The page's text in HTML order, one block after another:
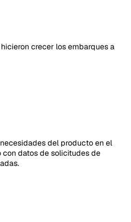
crecer los embarques a
del producto en el
con datos de solicitudes de